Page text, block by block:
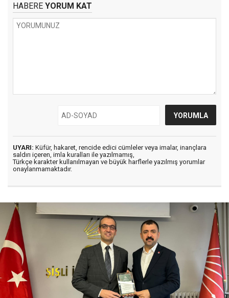
HABERE YORUM KAT
UYARI: Küfür, hakaret, rencide edici cümleler veya imalar, inançlara
saldırı içeren, imla kuralları ile yazılmamış,
Türkçe karakter kullanılmayan ve büyük harflerle yazılmış yorumlar
onaylanmamaktadır.